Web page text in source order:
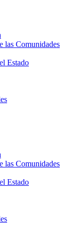
las Comunidades
Estado
las Comunidades
Estado